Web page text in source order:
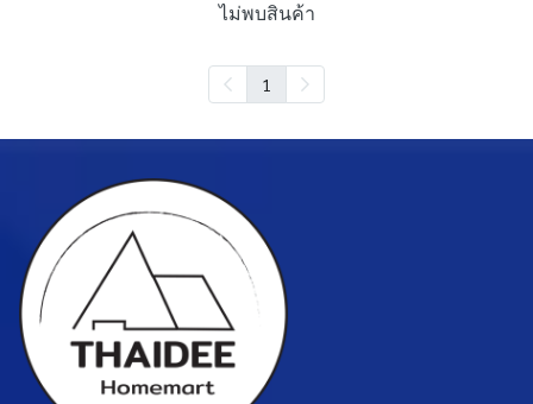
ไม่พบสินค้า
1